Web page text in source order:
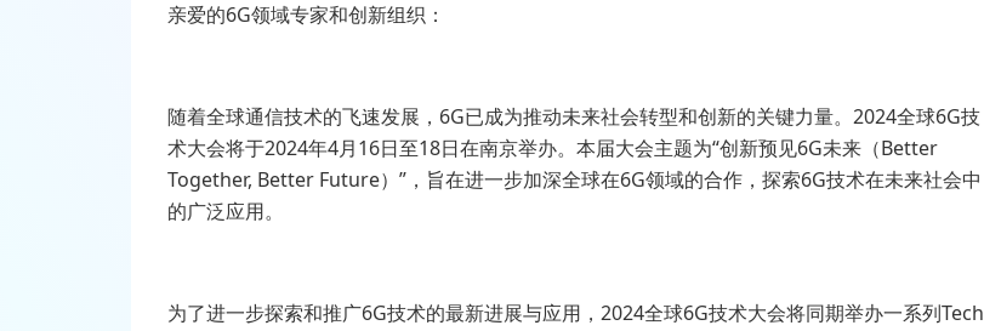
亲爱的6G领域专家和创新组织：
随着全球通信技术的飞速发展，6G已成为推动未来社会转型和创新的关键力量。2024全球6G技
术大会将于2024年4月16日至18日在南京举办。本届大会主题为“创新预见6G未来（Better
Together, Better Future）”，旨在进一步加深全球在6G领域的合作，探索6G技术在未来社会中
的广泛应用。
为了进一步探索和推广6G技术的最新进展与应用，2024全球6G技术大会将同期举办一系列Tech